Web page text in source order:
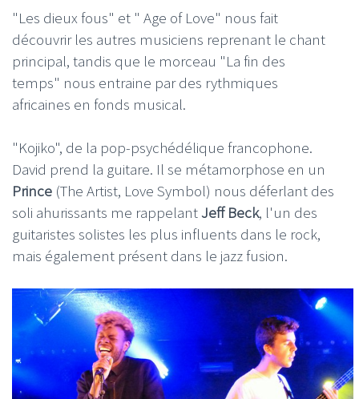
"Les dieux fous" et " Age of Love" nous fait
découvrir les autres musiciens reprenant le chant
principal, tandis que le morceau "La fin des
temps" nous entraine par des rythmiques
africaines en fonds musical.
"Kojiko", de la pop-psychédélique francophone.
David prend la guitare. Il se métamorphose en un
Prince (The Artist, Love Symbol) nous déferlant des
soli ahurissants me rappelantJeff Beck, l'un des
guitaristes solistes les plus influents dans le rock,
mais également présent dans le jazz fusion.